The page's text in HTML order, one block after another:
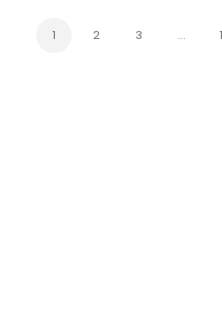
1 2 3 …